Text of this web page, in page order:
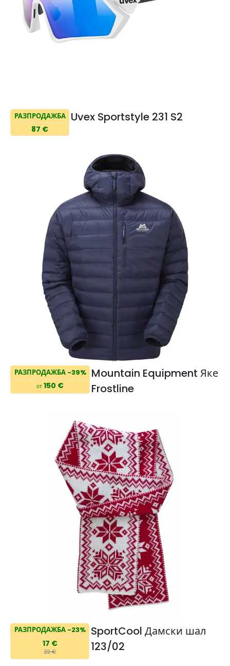
РАЗПРОДАЖБА
87 €
Uvex Sportstyle 231 S2
РАЗПРОДАЖБА -39%
от 150 €
Mountain Equipment Яке
Frostline
РАЗПРОДАЖБА -23%
17 €
22 €
SportCool Дамски шал
123/02